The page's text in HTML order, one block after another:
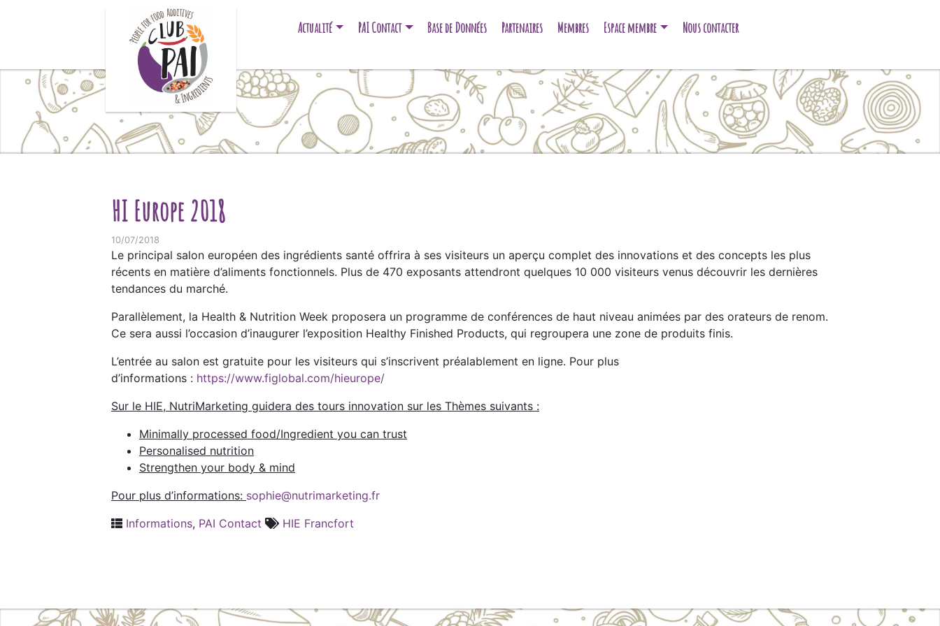
Actualité PAI Contact Base de Données Partenaires Membres Espace membre Nous contacter
HI Europe 2018
10/07/2018
Le principal salon européen des ingrédients santé offrira à ses visiteurs un aperçu complet des innovations et des concepts les plus
récents en matière d’aliments fonctionnels. Plus de 470 exposants attendront quelques 10 000 visiteurs venus découvrir les dernières
tendances du marché.
Parallèlement, la Health & Nutrition Week proposera un programme de conférences de haut niveau animées par des orateurs de renom.
Ce sera aussi l’occasion d’inaugurer l’exposition Healthy Finished Products, qui regroupera une zone de produits finis.
L’entrée au salon est gratuite pour les visiteurs qui s’inscrivent préalablement en ligne. Pour plus
d’informations : https://www.figlobal.com/hieurope/
Sur le HIE, NutriMarketing guidera des tours innovation sur les Thèmes suivants :
Minimally processed food/Ingredient you can trust
Personalised nutrition
Strengthen your body & mind
Pour plus d’informations: sophie@nutrimarketing.fr
Informations, PAI Contact HIE Francfort